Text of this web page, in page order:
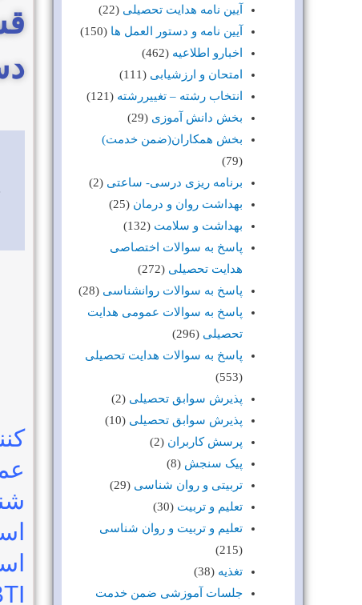
آیین نامه هدایت تحصیلی (22)
آیین نامه و دستور العمل ها (150)
اخبارو اطلاعیه (462)
امتحان و ارزشیابی (111)
انتخاب رشته – تغییررشته (121)
بخش دانش آموزی (29)
بخش همکاران(ضمن خدمت)
(79)
برنامه ریزی درسی- ساعتی (2)
بهداشت روان و درمان (25)
بهداشت و سلامت (132)
پاسخ به سوالات اختصاصی
هدایت تحصیلی (272)
پاسخ به سوالات روانشناسی (28)
پاسخ به سوالات عمومی هدایت
تحصیلی (296)
پاسخ به سوالات هدایت تحصیلی
(553)
پذیرش سوابق تحصیلی (2)
پذیرش سوابق تحصیلی (10)
پرسش کاربران (2)
پیک سنجش (8)
تربیتی و روان شناسی (29)
تعلیم و تربیت (30)
تعلیم و تربیت و روان شناسی
(215)
تغذیه (38)
جلسات آموزشی ضمن خدمت